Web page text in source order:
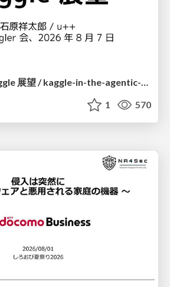
Agent 時代の Kaggle 展望 / kaggle-in-the-agentic-era
1 570